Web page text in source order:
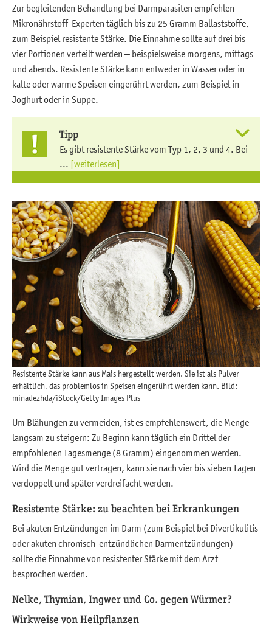
Zur begleitenden Behandlung bei Darmparasiten empfehlen
Mikronährstoff-Experten täglich bis zu 25 Gramm Ballaststoffe,
zum Beispiel resistente Stärke. Die Einnahme sollte auf drei bis
vier Portionen verteilt werden – beispielsweise morgens, mittags
und abends. Resistente Stärke kann entweder in Wasser oder in
kalte oder warme Speisen eingerührt werden, zum Beispiel in
Joghurt oder in Suppe.
Tipp
Es gibt resistente Stärke vom Typ 1, 2, 3 und 4. Bei
... [weiterlesen]
Resistente Stärke kann aus Mais hergestellt werden. Sie ist als Pulver
erhältlich, das problemlos in Speisen eingerührt werden kann. Bild:
minadezhda/iStock/Getty Images Plus
Um Blähungen zu vermeiden, ist es empfehlenswert, die Menge
langsam zu steigern: Zu Beginn kann täglich ein Drittel der
empfohlenen Tagesmenge (8 Gramm) eingenommen werden.
Wird die Menge gut vertragen, kann sie nach vier bis sieben Tagen
verdoppelt und später verdreifacht werden.
Resistente Stärke: zu beachten bei Erkrankungen
Bei akuten Entzündungen im Darm (zum Beispiel bei Divertikulitis
oder akuten chronisch-entzündlichen Darmentzündungen)
sollte die Einnahme von resistenter Stärke mit dem Arzt
besprochen werden.
Nelke, Thymian, Ingwer und Co. gegen Würmer?
Wirkweise von Heilpflanzen